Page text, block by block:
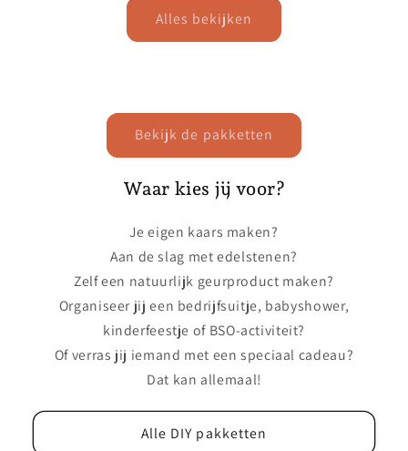
Alles bekijken
Bekijk de pakketten
Waar kies jij voor?
Je eigen kaars maken?
Aan de slag met edelstenen?
Zelf een natuurlijk geurproduct maken?
Organiseer jij een bedrijfsuitje, babyshower,
kinderfeestje of BSO-activiteit?
Of verras jij iemand met een speciaal cadeau?
Dat kan allemaal!
Alle DIY pakketten